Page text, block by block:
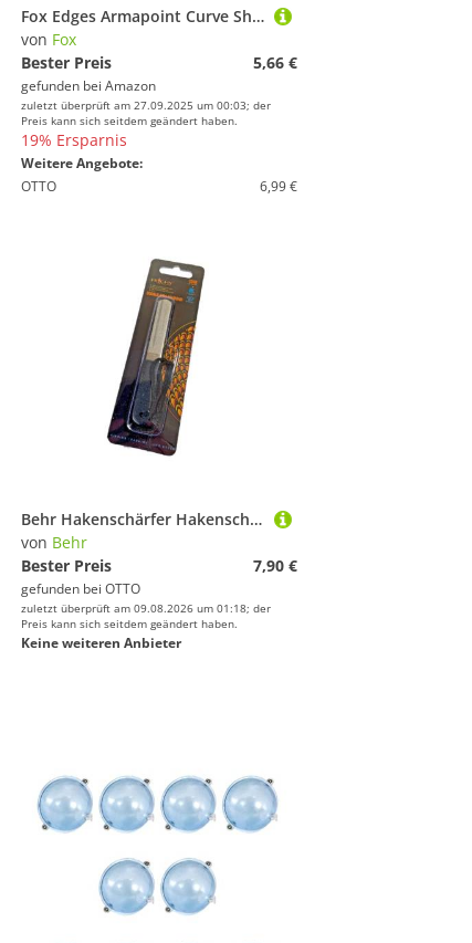
Fox Edges Armapoint Curve Shank Short Hooks - 10 Karpfenhaken, Angelhaken zum Karpfenangeln, Haken für Karpfen, Boiliehaken, Größe:6
von Fox
Bester Preis
5,66 €
gefunden bei Amazon
zuletzt überprüft am 27.09.2025 um 00:03; der
Preis kann sich seitdem geändert haben.
19% Ersparnis
Weitere Angebote:
OTTO
6,99 €
Behr Hakenschärfer Hakenschärfer Diamant Angelhaken Schärfer Hakenschleifer Angelzubehör
von Behr
Bester Preis
7,90 €
gefunden bei OTTO
zuletzt überprüft am 09.08.2026 um 01:18; der
Preis kann sich seitdem geändert haben.
Keine weiteren Anbieter